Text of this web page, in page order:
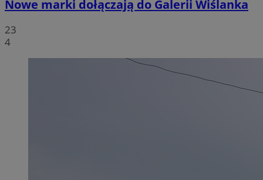
Nowe marki dołączają do Galerii Wiślanka
23
4